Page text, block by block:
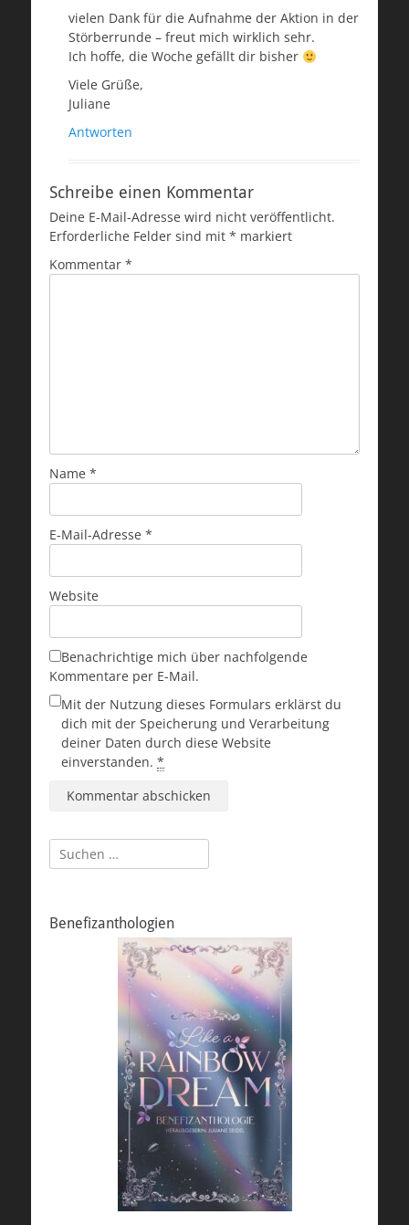
vielen Dank für die Aufnahme der Aktion in der
Störberrunde – freut mich wirklich sehr.
Ich hoffe, die Woche gefällt dir bisher
Viele Grüße,
Juliane
Antworten
Schreibe einen Kommentar
Deine E-Mail-Adresse wird nicht veröffentlicht.
Erforderliche Felder sind mit * markiert
Kommentar *
Name *
E-Mail-Adresse *
Website
Benachrichtige mich über nachfolgende
Kommentare per E-Mail.
Mit der Nutzung dieses Formulars erklärst du
dich mit der Speicherung und Verarbeitung
deiner Daten durch diese Website
einverstanden. *
Suchen
nach:
Benefizanthologien